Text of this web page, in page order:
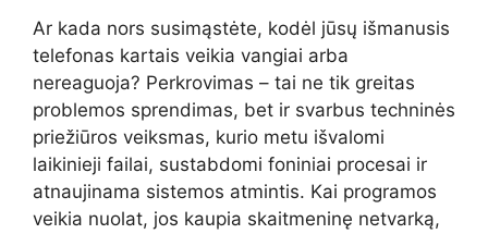
Ar kada nors susimąstėte, kodėl jūsų išmanusis
telefonas kartais veikia vangiai arba
nereaguoja? Perkrovimas – tai ne tik greitas
problemos sprendimas, bet ir svarbus techninės
priežiūros veiksmas, kurio metu išvalomi
laikinieji failai, sustabdomi foniniai procesai ir
atnaujinama sistemos atmintis. Kai programos
veikia nuolat, jos kaupia skaitmeninę netvarką,